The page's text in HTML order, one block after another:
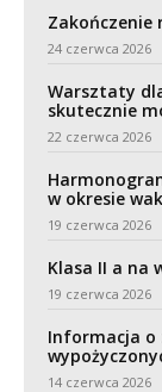
Zakończenie
24 czerwca 2026
Warsztaty
skutecznie
22 czerwca 2026
w okresie
19 czerwca 2026
Klasa II a na
19 czerwca 2026
Informacja o
14 czerwca 2026